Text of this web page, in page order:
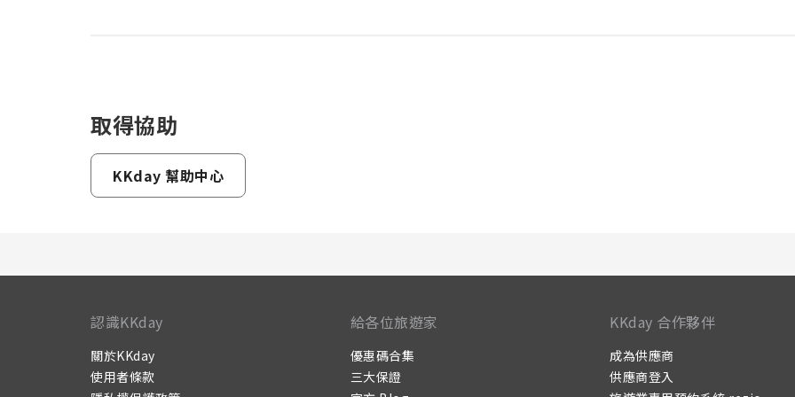
取得協助
KKday 幫助中心
認識KKday
關於KKday
使用者條款
給各位旅遊家
優惠碼合集
三大保證
KKday 合作夥伴
成為供應商
供應商登入